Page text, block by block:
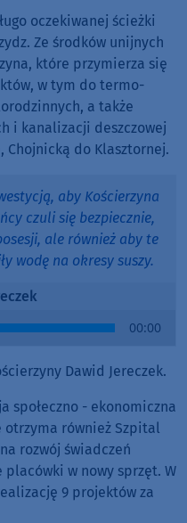
oczekiwanej ścieżki
Ze środków unijnych
które przymierza się
w tym do termo-
a także
i kanalizacji deszczowej
Chojnicką do Klasztornej.
aby Kościerzyna
czuli się bezpiecznie,
ale również aby te
wodę na okresy suszy.
00:00
Dawid Jereczek.
społeczno - ekonomiczna
otrzyma również Szpital
rozwój świadczeń
w nowy sprzęt. W
9 projektów za